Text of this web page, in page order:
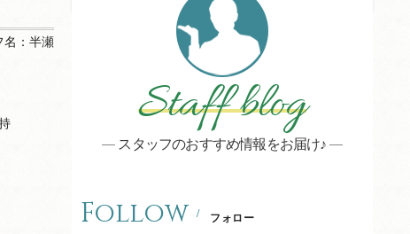
： 半瀬
Staff blog
スタッフのおすすめ情報をお届け♪
Follow フォロー